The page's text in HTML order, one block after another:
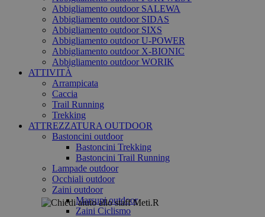
Abbigliamento outdoor SALEWA
Abbigliamento outdoor SIDAS
Abbigliamento outdoor SIXS
Abbigliamento outdoor U-POWER
Abbigliamento outdoor X-BIONIC
Abbigliamento outdoor WORIK
ATTIVITÀ
Arrampicata
Caccia
Trail Running
Trekking
ATTREZZATURA OUTDOOR
Bastoncini outdoor
Bastoncini Trekking
Bastoncini Trail Running
Lampade outdoor
Occhiali outdoor
Zaini outdoor
Marsupi outdoor
Zaini Ciclismo